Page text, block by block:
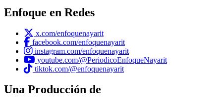
Enfoque en Redes
x.com/enfoquenayarit
facebook.com/enfoquenayarit
instagram.com/enfoquenayarit
youtube.com/@PeriodicoEnfoqueNayarit
tiktok.com/@enfoquenayarit
Una Producción de